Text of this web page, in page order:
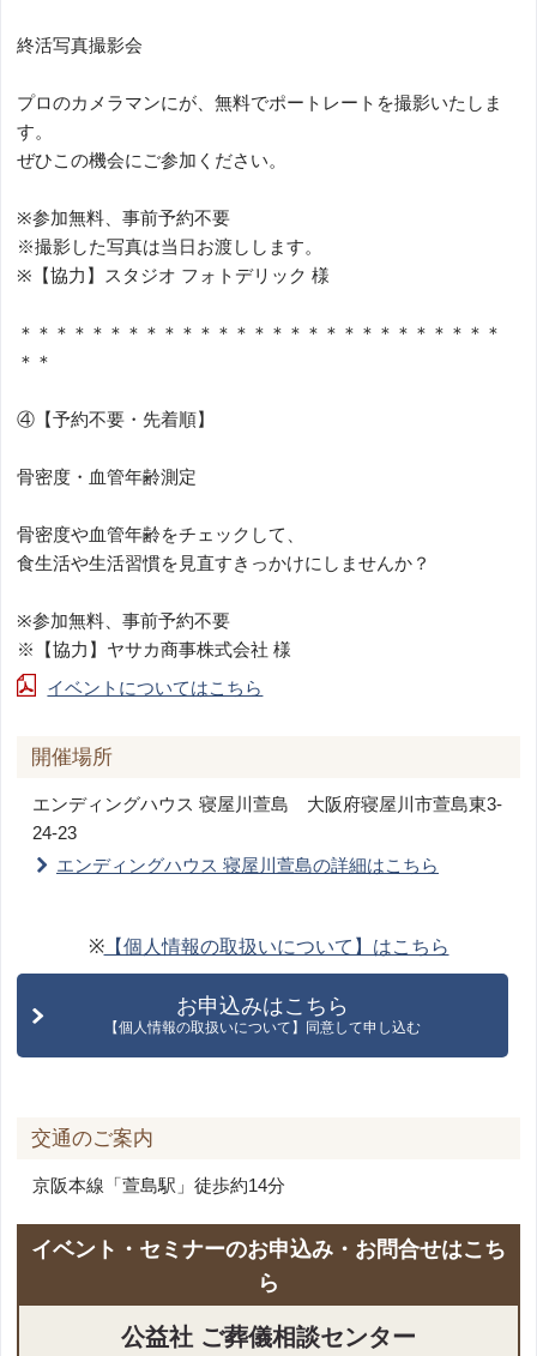
終活写真撮影会
プロのカメラマンにが、無料でポートレートを撮影いたしま
す。
ぜひこの機会にご参加ください。
※参加無料、事前予約不要
※撮影した写真は当日お渡しします。
※【協力】スタジオ フォトデリック 様
＊＊＊＊＊＊＊＊＊＊＊＊＊＊＊＊＊＊＊＊＊＊＊＊＊＊＊
＊＊
④【予約不要・先着順】
骨密度・血管年齢測定
骨密度や血管年齢をチェックして、
食生活や生活習慣を見直すきっかけにしませんか？
※参加無料、事前予約不要
※【協力】ヤサカ商事株式会社 様
イベントについてはこちら
開催場所
エンディングハウス 寝屋川萱島 大阪府寝屋川市萱島東3-
24-23
エンディングハウス 寝屋川萱島の詳細はこちら
※【個人情報の取扱いについて】はこちら
お申込みはこちら
【個人情報の取扱いについて】同意して申し込む
交通のご案内
京阪本線「萱島駅」徒歩約14分
イベント・セミナーのお申込み・お問合せはこち
ら
公益社 ご葬儀相談センター